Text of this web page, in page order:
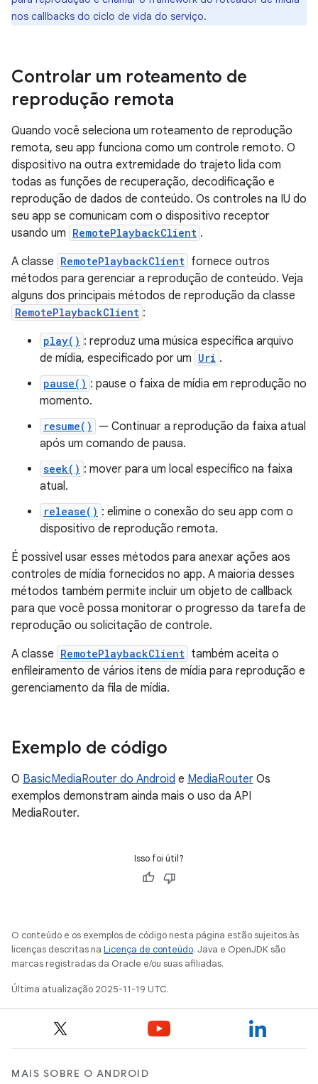
nos callbacks do ciclo de vida do serviço.
Controlar um roteamento de
reprodução remota
Quando você seleciona um roteamento de reprodução
remota, seu app funciona como um controle remoto. O
dispositivo na outra extremidade do trajeto lida com
todas as funções de recuperação, decodificação e
reprodução de dados de conteúdo. Os controles na IU do
seu app se comunicam com o dispositivo receptor
usando um RemotePlaybackClient .
A classe RemotePlaybackClient fornece outros
métodos para gerenciar a reprodução de conteúdo. Veja
alguns dos principais métodos de reprodução da classe
RemotePlaybackClient :
play() : reproduz uma música específica arquivo
de mídia, especificado por um Uri .
pause() : pause o faixa de mídia em reprodução no
momento.
resume()
— Continuar a reprodução da faixa atual
após um comando de pausa.
seek() : mover para um local específico na faixa
atual.
release() : elimine o conexão do seu app com o
dispositivo de reprodução remota.
É possível usar esses métodos para anexar ações aos
controles de mídia fornecidos no app. A maioria desses
métodos também permite incluir um objeto de callback
para que você possa monitorar o progresso da tarefa de
reprodução ou solicitação de controle.
A classe RemotePlaybackClient também aceita o
enfileiramento de vários itens de mídia para reprodução e
gerenciamento da fila de mídia.
Exemplo de código
O BasicMediaRouter do Android e MediaRouter Os
exemplos demonstram ainda mais o uso da API
MediaRouter.
Isso foi útil?
O conteúdo e os exemplos de código nesta página estão sujeitos às
licenças descritas na Licença de conteúdo. Java e OpenJDK são
marcas registradas da Oracle e/ou suas afiliadas.
Última atualização 2025-11-19 UTC.
MAIS SOBRE O ANDROID